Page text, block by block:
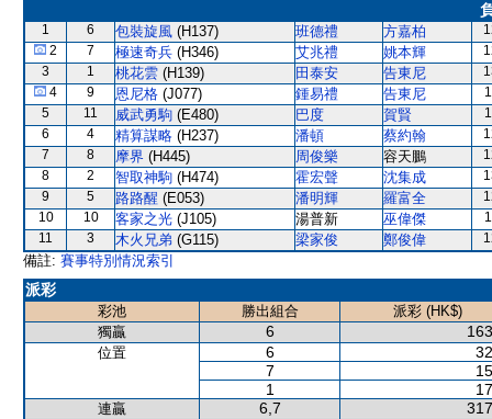
1 6 包裝旋風 (H137) 班德禮 方嘉柏
2
7 極速奇兵 (H346) 艾兆禮 姚本輝
3
1 桃花雲 (H139) 田泰安 告東尼
4
9 恩尼格 (J077) 鍾易禮 告東尼
5
11 威武勇駒 (E480) 巴度 賀賢
6
4 精算謀略 (H237) 潘頓 蔡約翰
7
8 摩界 (H445) 周俊樂 容天鵬
8
2 智取神駒 (H474) 霍宏聲 沈集成
9
5 路路醒 (E053) 潘明輝 羅富全
10
10 客家之光 (J105) 湯普新 巫偉傑
11
3 木火兄弟 (G115) 梁家俊 鄭俊偉
備註: 賽事特別情況索引
派彩
彩池 勝出組合
派彩 (HK$)
獨贏
6
位置 6
7
1
連贏 6,7